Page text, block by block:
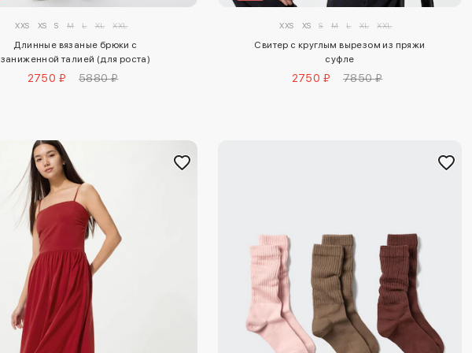
XXS XS S M L XL XXL
Длинные вязаные брюки с
заниженной талией (для роста)
2750 ₽ 5880 ₽
XXS XS S M L XL XXL
Свитер с круглым вырезом из пряжи
суфле
2750 ₽ 7850 ₽